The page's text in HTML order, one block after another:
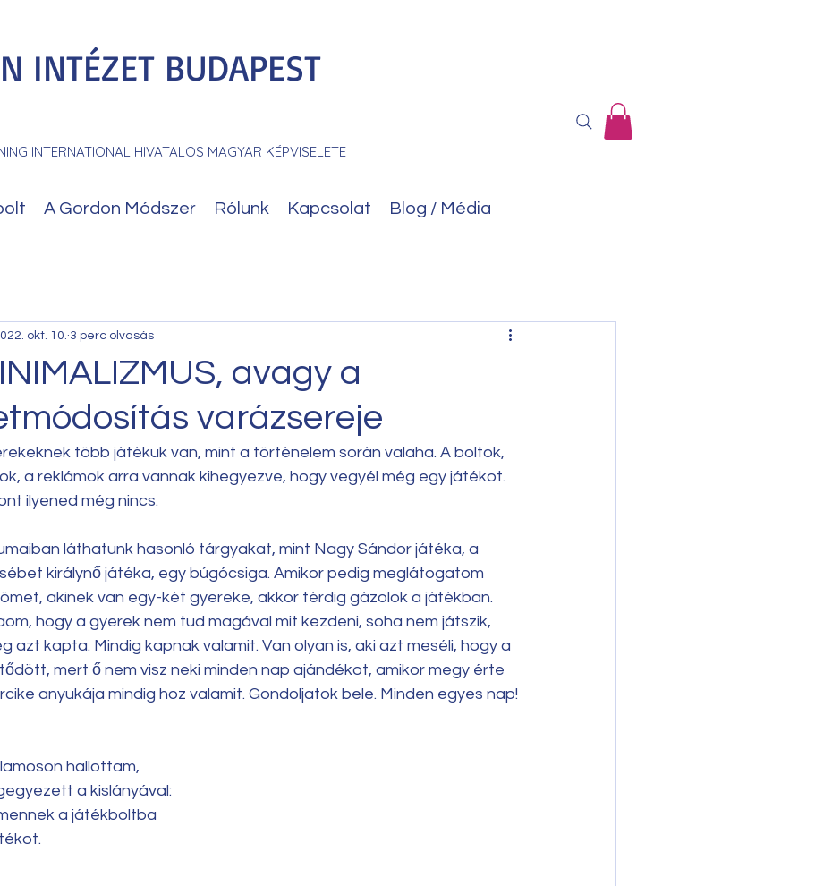
INTÉZET BUDAPEST
INTERNATIONAL HIVATALOS MAGYAR KÉPVISELETE
A Gordon Módszer Rólunk Kapcsolat Blog / Média
avagy a
varázsereje
okt. 10. 3 perc olvasás
több játékuk van, mint a történelem során valaha. A boltok,
a reklámok arra vannak kihegyezve, hogy vegyél még egy játékot.
ilyened még nincs.
láthatunk hasonló tárgyakat, mint Nagy Sándor játéka, a
királynő játéka, egy búgócsiga. Amikor pedig meglátogatom
akinek van egy-két gyereke, akkor térdig gázolok a játékban.
hogy a gyerek nem tud magával mit kezdeni, soha nem játszik,
azt kapta. Mindig kapnak valamit. Van olyan is, aki azt meséli, hogy a
mert ő nem visz neki minden nap ajándékot, amikor megy érte
anyukája mindig hoz valamit. Gondoljatok bele. Minden egyes nap!
hallottam,
a kislányával:
a játékboltba